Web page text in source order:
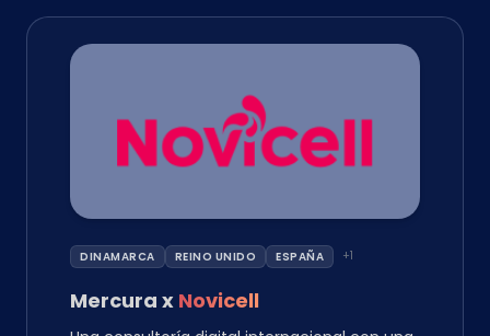
DINAMARCA REINO UNIDO ESPAÑA +1
Mercura x Novicell